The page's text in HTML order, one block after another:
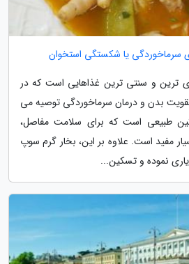
سرماخوردگی یا شکستگی استخوان
ترین و سنتی ترین غذاهایی است که در
بدن و درمان سرماخوردگی توصیه می
طبیعی است که برای سلامت مفاصل،
مفید است. علاوه بر این، بخار گرم سوپ
نموده و تسکین...